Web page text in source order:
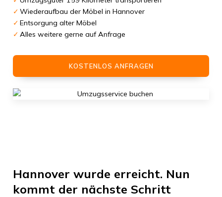
Wiederaufbau der Möbel in Hannover
Entsorgung alter Möbel
Alles weitere gerne auf Anfrage
KOSTENLOS ANFRAGEN
Hannover wurde erreicht. Nun
kommt der nächste Schritt